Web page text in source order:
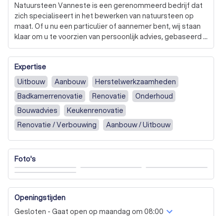
Natuursteen Vanneste is een gerenommeerd bedrijf dat
zich specialiseert in het bewerken van natuursteen op
maat. Of u nu een particulier of aannemer bent, wij staan
klaar om u te voorzien van persoonlijk advies, gebaseerd
op meer dan zestig jaar vakmanschap. Ons ambacht is
diep geworteld in onze bedrijfscultuur en we hebben ons
door de jaren heen voortdurend aangepast aan de
veranderende tijden.
Ons moderne machinepark garandeert zowel een snelle
als een precieze afwerking. We werken op basis van uw
plan en vertrouwen. Daarnaast bieden we ook
renovatiediensten aan, waarbij we ter plekke tailleren en
ciseleren volgens oude en beproefde methodes. Hoewel
we de steen der wijzen u schuldig moeten blijven, heeft
steen weinig geheimen voor ons.
We bieden een breed scala aan producten, waaronder
dorpels, keukenwerkbladen, tabletten, brievenbussen,
grafzerken, terrassen, tafels, volledige badkamer- en
douchebekleding, en gevel- en muurbekleding. Alles
Expertise
Uitbouw
Aanbouw
Herstelwerkzaamheden
Badkamerrenovatie
Renovatie
Onderhoud
Bouwadvies
Keukenrenovatie
Renovatie / Verbouwing
Aanbouw / Uitbouw
Foto's
Openingstijden
Gesloten - Gaat open op maandag om 08:00